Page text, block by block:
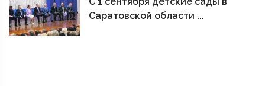
Саратовской области ...